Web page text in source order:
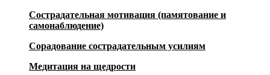
Сострадательная мотивация (памятование и
самонаблюдение)
Сорадование сострадательным усилиям
Медитация на щедрости